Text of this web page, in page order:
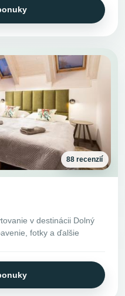
88 recenzií
v destinácii Dolný
fotky a ďalšie